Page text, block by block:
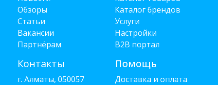
Обзоры
Статьи
Вакансии
Партнёрам
Контакты
г. Алматы, 050057
Каталог брендов
Услуги
Настройки
B2B портал
Помощь
Доставка и оплата